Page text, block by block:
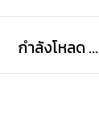
าอยู่"
กำลังโหลด ...